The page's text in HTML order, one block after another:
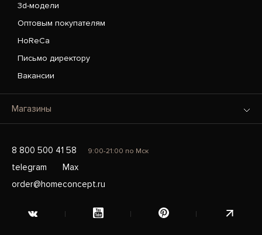
3d-модели
Оптовым покупателям
HoReCa
Письмо директору
Вакансии
Магазины
8 800 500 41 58 9:00-21:00 по Мск
telegram
Max
order@homeconcept.ru